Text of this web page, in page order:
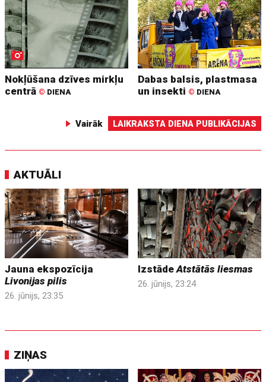
Nokļūšana dzīves mirkļu
centrā © DIENA
Dabas balsis, plastmasa
un insekti © DIENA
Vairāk LAIKRAKSTA DIENA PUBLIKĀCIJAS
AKTUĀLI
Jauna ekspozīcija
Livonijas pilis
26. jūnijs, 23:35
IzstādeAtstātās liesmas
26. jūnijs, 23:24
ZIŅAS